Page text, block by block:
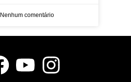
Nenhum comentário